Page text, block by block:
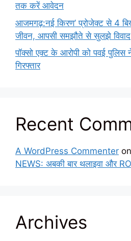
तक करें आवेदन
आजमगढ़:नई किरण’ प्रोजेक्ट से 4
जीवन, आपसी समझौते से सुलझे विवाद
पॉक्सो एक्ट के आरोपी को पवई
गिरफ्तार
Recent
A WordPress Commenter on
NEWS: अबकी बार थलाइवा और
Archives